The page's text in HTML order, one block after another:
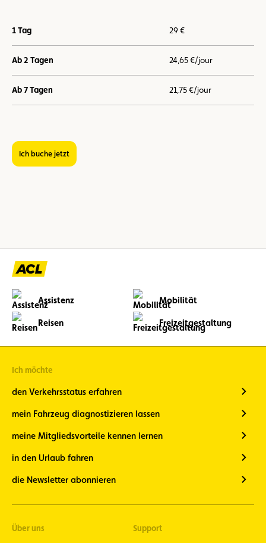
1 Tag 29 €
Ab 2 Tagen 24,65 €/jour
Ab 7 Tagen 21,75 €/jour
Ich buche jetzt
Assistenz Mobilität
Reisen Freizeitgestaltung
Ich möchte
den Verkehrsstatus erfahren
mein Fahrzeug diagnostizieren lassen
meine Mitgliedsvorteile kennen lernen
in den Urlaub fahren
die Newsletter abonnieren
Über uns Support